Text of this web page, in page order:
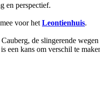
en perspectief.
voor het Leontienhuis.
de slingerende
een kans om verschil te